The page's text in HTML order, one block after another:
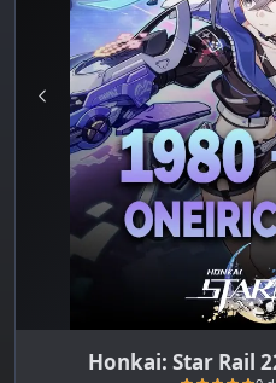
Honkai: Star Rail